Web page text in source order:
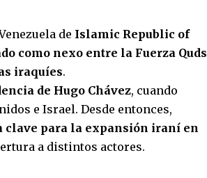
de Islamic Republic of
como nexo entre la Fuerza Quds
iraquíes.
de Hugo Chávez, cuando
e Israel. Desde entonces,
para la expansión iraní en
a distintos actores.